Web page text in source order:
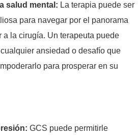
salud mental: La terapia puede ser
para navegar por el panorama
a la cirugía. Un terapeuta puede
ansiedad o desafío que
para prosperar en su
GCS puede permitirle